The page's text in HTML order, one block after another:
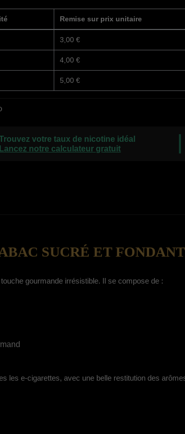
Remise sur prix unitaire
3,00 €
4,00 €
5,00 €
votre taux de nicotine idéal
Lancez notre calculateur gratuit
SUCRÉ ET FONDANT
gourmande irrésistible. Il se compose de :
les e-cigarettes, avec une belle restitution des